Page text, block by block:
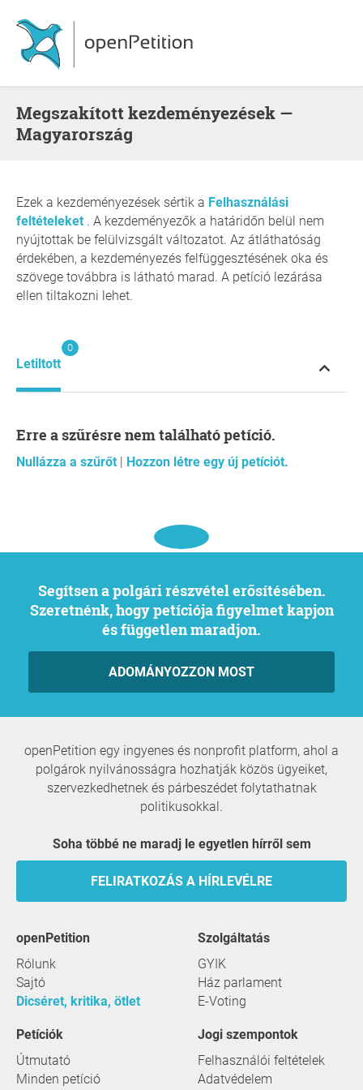
Megszakított kezdeményezések —
Magyarország
Ezek a kezdeményezések sértik a Felhasználási
feltételeket . A kezdeményezők a határidőn belül nem
nyújtottak be felülvizsgált változatot. Az átláthatóság
érdekében, a kezdeményezés felfüggesztésének oka és
szövege továbbra is látható marad. A petíció lezárása
ellen tiltakozni lehet.
Letiltott
0
Erre a szűrésre nem található petíció.
Nullázza a szűrőt | Hozzon létre egy új petíciót.
Segítsen a polgári részvétel erősítésében.
Szeretnénk, hogy petíciója figyelmet kapjon
és független maradjon.
ADOMÁNYOZZON MOST
openPetition egy ingyenes és nonprofit platform, ahol a
polgárok nyilvánosságra hozhatják közös ügyeiket,
szervezkedhetnek és párbeszédet folytathatnak
politikusokkal.
Soha többé ne maradj le egyetlen hírről sem
FELIRATKOZÁS A HÍRLEVÉLRE
openPetition
Rólunk
Sajtó
Dicséret, kritika, ötlet
szolgáltatás
GYIK
Ház parlament
E-Voting
Petíciók
Útmutató
Minden petíció
Jogi szempontok
Felhasználói feltételek
Adatvédelem